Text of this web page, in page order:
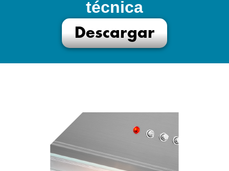
técnica
Descargar